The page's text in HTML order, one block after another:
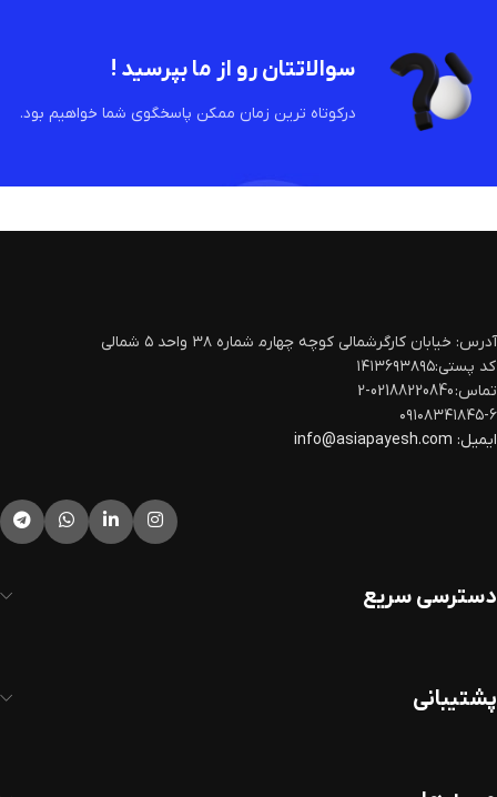
سوالاتتان رو از ما بپرسید !
درکوتاه ترین زمان ممکن پاسخگوی شما خواهیم بود.
آدرس: خیابان کارگرشمالی کوچه چهارم‍ شماره ۳۸ واحد ۵ شمالی
کد پستی:۱۴۱۳۶۹۳۸۹۵
تماس: 02188220840-2
۰۹۱۰۸۳۴۱۸۴۵-۶
ایمیل:
دسترسی سریع
پشتیبانی